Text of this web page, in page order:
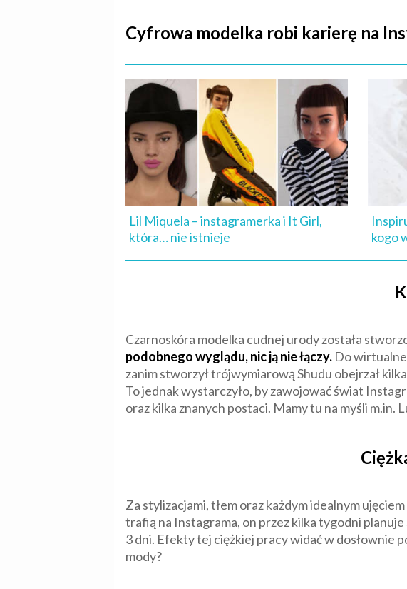
Cyfrowa modelka robi karierę na
Lil Miquela – instagramerka i It Girl,
która… nie istnieje
kogo
Czarnoskóra modelka cudnej urody została
podobnego wyglądu, nic ją nie łączy. Do
zanim stworzył trójwymiarową Shudu obejrzał
To jednak wystarczyło, by zawojować świat
oraz kilka znanych postaci. Mamy tu na myśli
Za stylizacjami, tłem oraz każdym idealnym
trafią na Instagrama, on przez kilka tygodni
3 dni. Efekty tej ciężkiej pracy widać w dosłownie
mody?